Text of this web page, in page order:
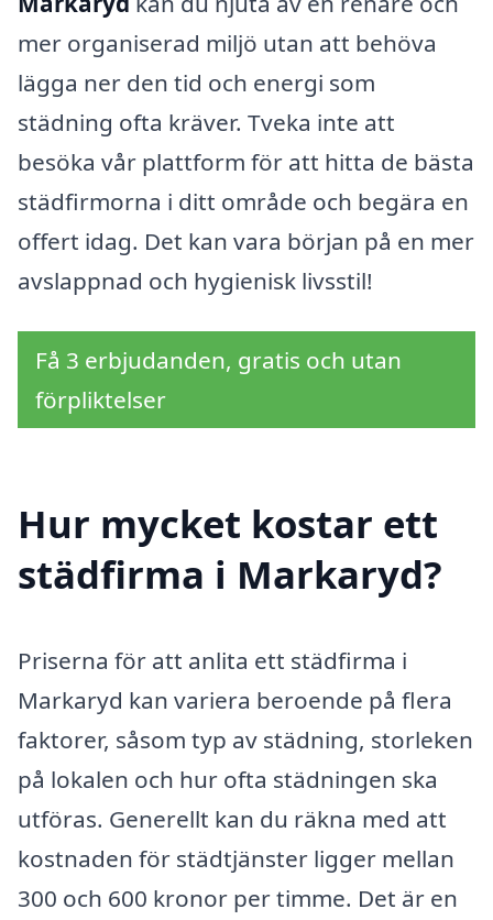
mer organiserad miljö utan att behöva
lägga ner den tid och energi som
städning ofta kräver. Tveka inte att
besöka vår plattform för att hitta de bästa
städfirmorna i ditt område och begära en
offert idag. Det kan vara början på en mer
avslappnad och hygienisk livsstil!
Få 3 erbjudanden, gratis och utan
förpliktelser
Hur mycket kostar ett
städfirma i Markaryd?
Priserna för att anlita ett städfirma i
Markaryd kan variera beroende på flera
faktorer, såsom typ av städning, storleken
på lokalen och hur ofta städningen ska
utföras. Generellt kan du räkna med att
kostnaden för städtjänster ligger mellan
300 och 600 kronor per timme. Det är en